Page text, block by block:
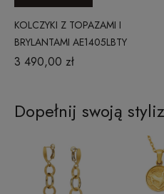
KOLCZYKI Z TOPAZAMI I
BRYLANTAMI AE1405LBTY
3 490,00 zł
Dopełnij swoją